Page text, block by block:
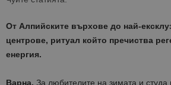
От Алпийските върхове до най-
центрове, ритуал който пречиства
енергия.
Варна. За любителите на зимата и студа